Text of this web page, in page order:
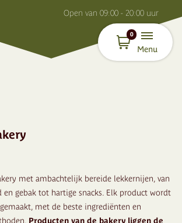
Open van 09:00 - 20:00 uur
0
Menu
met ambachtelijk bereide lekkernijen, van
en gebak tot hartige snacks. Elk product wordt
met de beste ingrediënten en
Producten van de bakery liggen de